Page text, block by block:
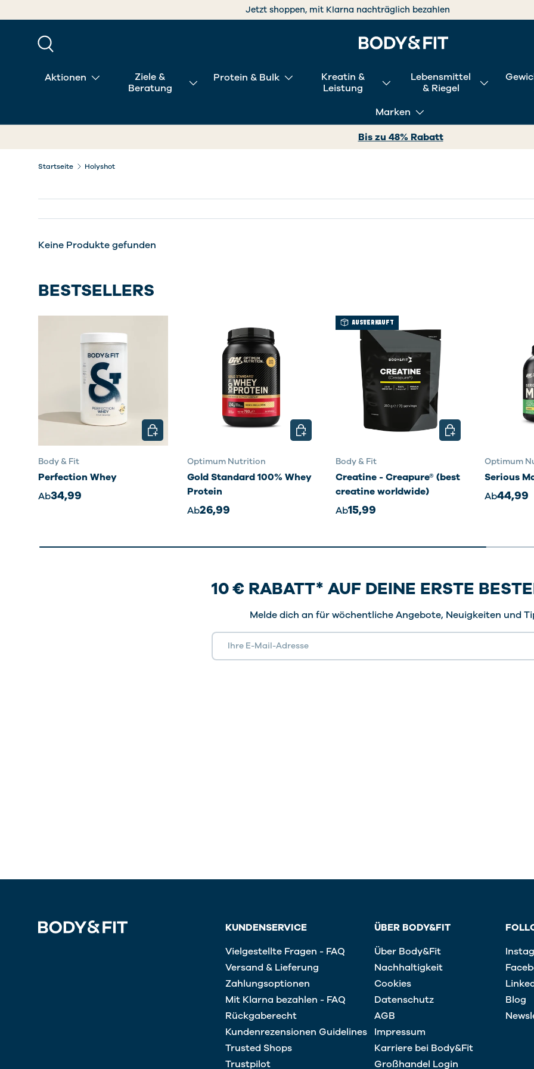
DIREKT ZUM INHALT
Jetzt shoppen, mit Klarna nachträglich bezahlen
Aktionen
Ziele &
Beratung
Protein & Bulk
Kreatin &
Leistung
Lebensmittel
& Riegel
Marken
Bis zu 48% Rabatt
Startseite Holyshot
Keine Produkte gefunden
BESTSELLERS
Body & Fit
Perfection Whey
Ab34,99
OPTIONEN AUSWÄHLEN
Optimum Nutrition
Gold Standard 100% Whey
Protein
Ab26,99
OPTIONEN AUSWÄHLEN
AUSVERKAUFT
Body & Fit
Creatine - Creapure® (best
creatine worldwide)
Ab15,99
OPTIONEN
Optimum
Serious
Ab44,99
10 € RABATT* AUF DEINE ERSTE
Melde dich an für wöchentliche Angebote, Neuigkeiten und
E-Mail
KUNDENSERVICE
Vielgestellte Fragen - FAQ
Versand & Lieferung
Zahlungsoptionen
Mit Klarna bezahlen - FAQ
Rückgaberecht
Kundenrezensionen Guidelines
Trusted Shops
Trustpilot
ÜBER BODY&FIT
Über Body&Fit
Nachhaltigkeit
Cookies
Datenschutz
AGB
Impressum
Karriere bei Body&Fit
Großhandel Login
Blog